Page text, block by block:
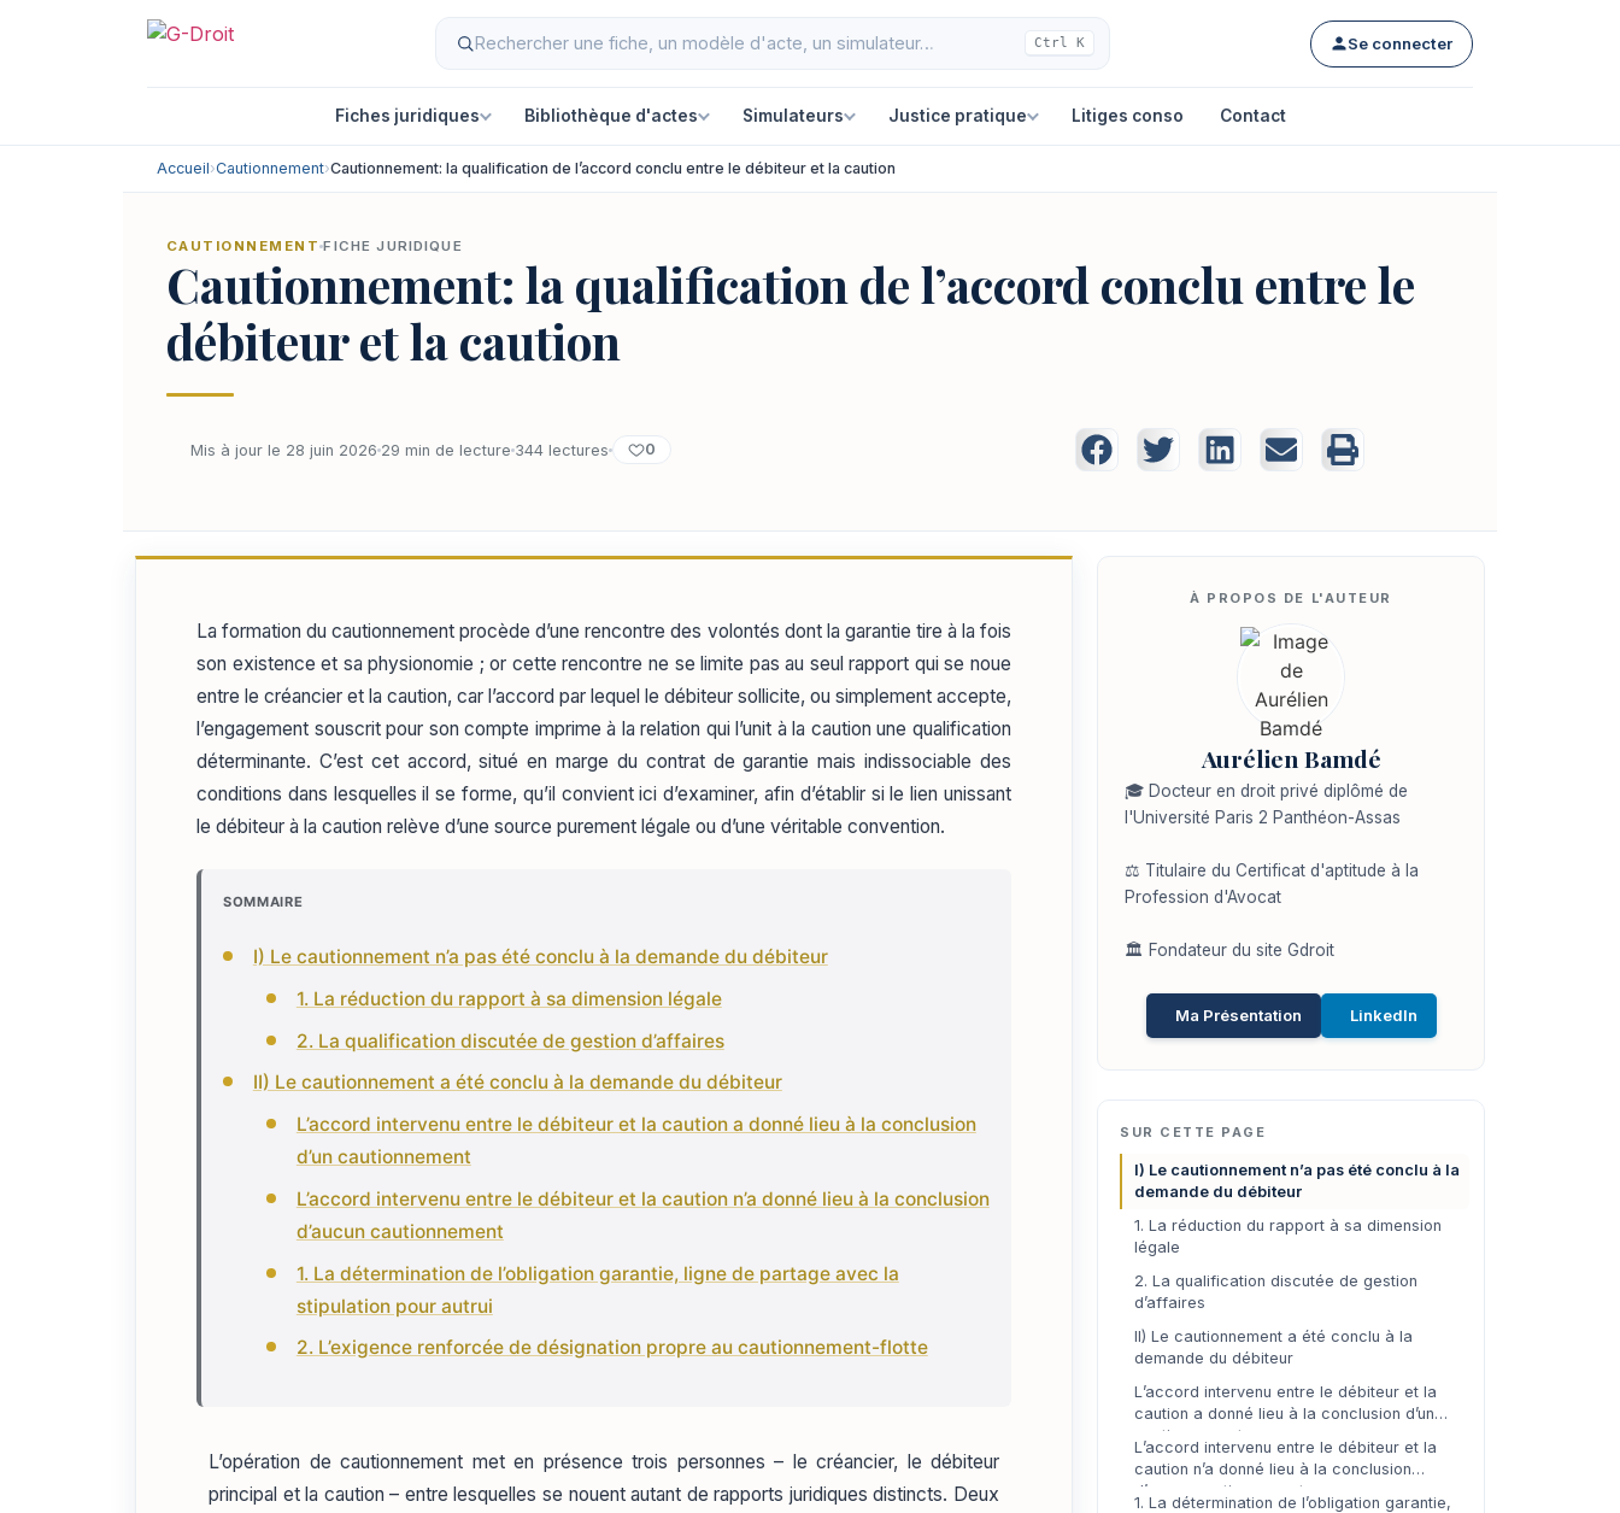
Ctrl K Se connecter
Fiches juridiques Bibliothèque d'actes Simulateurs Justice pratique Litiges conso Contact
Accueil›Cautionnement›Cautionnement: la qualification de l’accord conclu entre le débiteur et la caution
CAUTIONNEMENT FICHE JURIDIQUE
Cautionnement: la qualification de l’accord conclu entre le
débiteur et la caution
Mis à jour le 28 juin 2026 29 min de lecture 344 lectures 0
La formation du cautionnement procède d’une rencontre des volontés dont la garantie tire à la fois
son existence et sa physionomie ; or cette rencontre ne se limite pas au seul rapport qui se noue
entre le créancier et la caution, car l’accord par lequel le débiteur sollicite, ou simplement accepte,
l’engagement souscrit pour son compte imprime à la relation qui l’unit à la caution une qualification
déterminante. C’est cet accord, situé en marge du contrat de garantie mais indissociable des
conditions dans lesquelles il se forme, qu’il convient ici d’examiner, afin d’établir si le lien unissant
le débiteur à la caution relève d’une source purement légale ou d’une véritable convention.
SOMMAIRE
I) Le cautionnement n’a pas été conclu à la demande du débiteur
1. La réduction du rapport à sa dimension légale
2. La qualification discutée de gestion d’affaires
II) Le cautionnement a été conclu à la demande du débiteur
L’accord intervenu entre le débiteur et la caution a donné lieu à la conclusion
d’un cautionnement
L’accord intervenu entre le débiteur et la caution n’a donné lieu à la conclusion
d’aucun cautionnement
1. La détermination de l’obligation garantie, ligne de partage avec la
stipulation pour autrui
2. L’exigence renforcée de désignation propre au cautionnement-flotte
L’opération de cautionnement met en présence trois personnes – le créancier, le débiteur
principal et la caution – entre lesquelles se nouent autant de rapports juridiques distincts. Deux
Aurélien Bamdé
🎓 Docteur en droit privé diplômé de
l'Université Paris 2 Panthéon-Assas
⚖️ Titulaire du Certificat d'aptitude à la
Profession d'Avocat
🏛️ Fondateur du site Gdroit
Ma Présentation LinkedIn
SUR CETTE PAGE
I) Le cautionnement n’a pas été conclu à la
demande du débiteur
1. La réduction du rapport à sa dimension
légale
2. La qualification discutée de gestion
d’affaires
II) Le cautionnement a été conclu à la
demande du débiteur
L’accord intervenu entre le débiteur et la
caution a donné lieu à la conclusion d’un
cautionnement
L’accord intervenu entre le débiteur et la
caution n’a donné lieu à la conclusion
d’aucun cautionnement
1. La détermination de l’obligation garantie,